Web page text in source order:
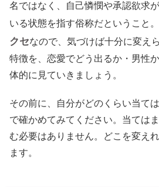
名ではなく、自己憐憫や承認欲求
いる状態を指す俗称だということ
クセなので、気づけば十分に変え
特徴を、恋愛でどう出るか・男性
体的に見ていきましょう。
その前に、自分がどのくらい当て
で確かめてみてください。当ては
む必要はありません。どこを変え
ます。